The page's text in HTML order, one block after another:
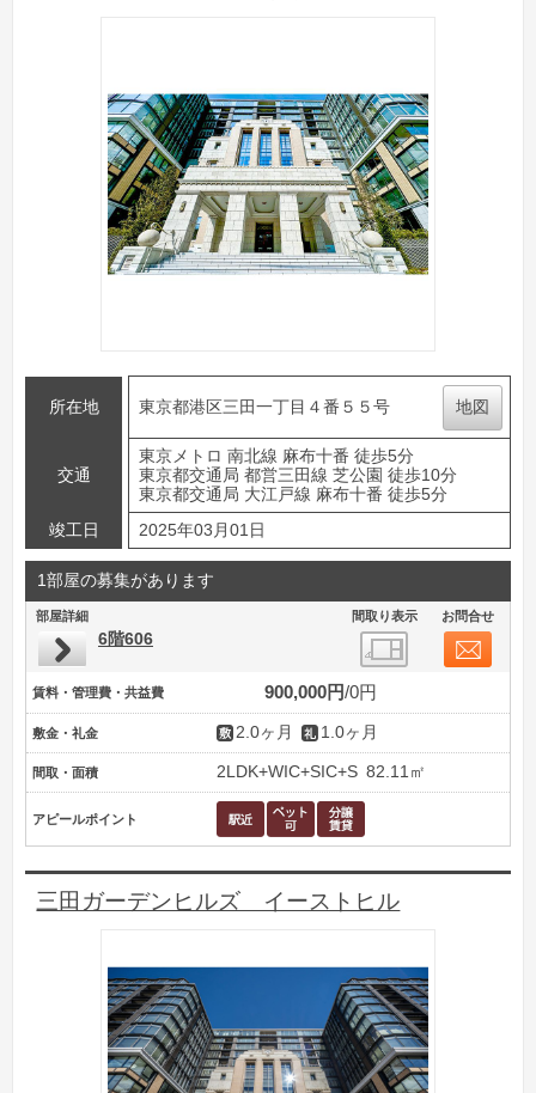
所在地 東京都港区三田一丁目４番５５号 地図
交通
東京メトロ 南北線 麻布十番 徒歩5分
東京都交通局 都営三田線 芝公園 徒歩10分
東京都交通局 大江戸線 麻布十番 徒歩5分
竣工日
2025年03月01日
1部屋の募集があります
部屋詳細 間取り表示 お問合せ
6階606
賃料・管理費・共益費 900,000円 0円
敷金・礼金 2.0ヶ月 1.0ヶ月
間取・面積 2LDK+WIC+SIC+S 82.11㎡
アピールポイント
三田ガーデンヒルズ イーストヒル